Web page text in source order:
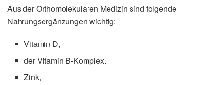
Aus der Orthomolekularen Medizin sind folgende
Nahrungsergänzungen wichtig:
Vitamin D,
der Vitamin B-Komplex,
Zink,